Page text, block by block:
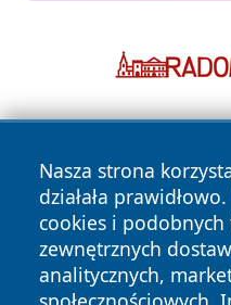
Nasza strona
działała
cookies i
zewnętrznych
analitycznych,
Copyright © 2026
zastrzeżone.